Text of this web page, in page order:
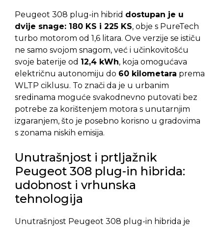
Peugeot 308 plug-in hibrid dostupan je u
dvije snage: 180 KS i 225 KS, obje s PureTech
turbo motorom od 1,6 litara. Ove verzije se ističu
ne samo svojom snagom, već i učinkovitošću
svoje baterije od 12,4 kWh, koja omogućava
električnu autonomiju do 60 kilometara prema
WLTP ciklusu. To znači da je u urbanim
sredinama moguće svakodnevno putovati bez
potrebe za korištenjem motora s unutarnjim
izgaranjem, što je posebno korisno u gradovima
s zonama niskih emisija.
Unutrašnjost i prtljažnik
Peugeot 308 plug-in hibrida:
udobnost i vrhunska
tehnologija
Unutrašnjost Peugeot 308 plug-in hibrida je